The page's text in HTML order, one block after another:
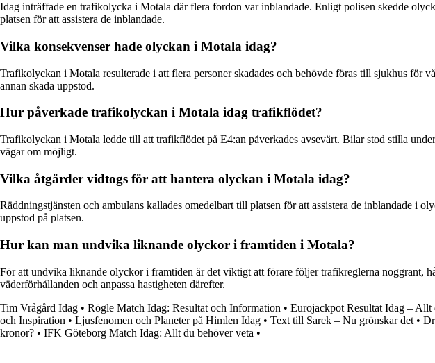
Idag inträffade en trafikolycka i Motala där flera fordon var inblandade. Enligt polisen skedde
platsen för att assistera de inblandade.
Vilka konsekvenser hade olyckan i Motala idag?
Trafikolyckan i Motala resulterade i att flera personer skadades och behövde föras till sjukhus för
annan skada uppstod.
Hur påverkade trafikolyckan i Motala idag trafikflödet?
Trafikolyckan i Motala ledde till att trafikflödet på E4:an påverkades avsevärt. Bilar stod stilla
vägar om möjligt.
Vilka åtgärder vidtogs för att hantera olyckan i Motala idag?
Räddningstjänsten och ambulans kallades omedelbart till platsen för att assistera de inblandade i
uppstod på platsen.
Hur kan man undvika liknande olyckor i framtiden i Motala?
För att undvika liknande olyckor i framtiden är det viktigt att förare följer trafikreglerna noggrant,
väderförhållanden och anpassa hastigheten därefter.
Tim Vrågård Idag • Rögle Match Idag: Resultat och Information • Eurojackpot Resultat Idag – Allt
och Inspiration • Ljusfenomen och Planeter på Himlen Idag • Text till Sarek – Nu grönskar det •
kronor? • IFK Göteborg Match Idag: Allt du behöver veta •